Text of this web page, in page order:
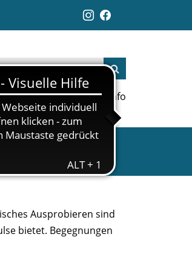
Jobs Links Info
Ausprobieren sind
bietet. Begegnungen